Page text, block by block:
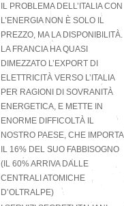
IL PROBLEMA DELL’ITALIA CON
L’ENERGIA NON È SOLO IL
PREZZO, MA LA DISPONIBILITÀ.
LA FRANCIA HA QUASI
DIMEZZATO L’EXPORT DI
ELETTRICITÀ VERSO L’ITALIA
PER RAGIONI DI SOVRANITÀ
ENERGETICA, E METTE IN
ENORME DIFFICOLTÀ IL
NOSTRO PAESE, CHE IMPORTA
IL 16% DEL SUO FABBISOGNO
(IL 60% ARRIVA DALLE
CENTRALI ATOMICHE
D’OLTRALPE)